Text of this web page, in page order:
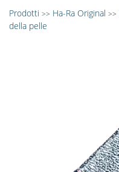
Prodotti >> Ha-Ra Original >>
della pelle